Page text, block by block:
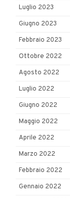
Luglio 2023
Giugno 2023
Febbraio 2023
Ottobre 2022
Agosto 2022
Luglio 2022
Giugno 2022
Maggio 2022
Aprile 2022
Marzo 2022
Febbraio 2022
Gennaio 2022